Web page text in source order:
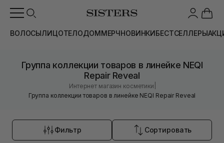
ВОЛОСЫЛИЦОТЕЛОДОММЕРЧНОВИНКИБЕСТСЕЛЛЕРЫ
Группа коллекции товаров в линейке NEQI
Repair Reveal
Интернет магазин косметики
Группа коллекции товаров в линейке NEQI Repair Reveal
Фильтр Сортировать